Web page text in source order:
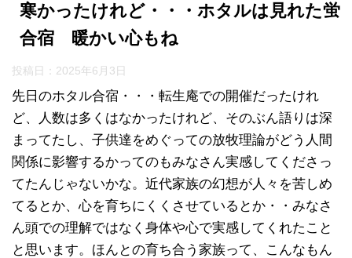
寒かったけれど・・・ホタルは見れた蛍
合宿 暖かい心もね
投稿日： 2025年6月3日
先日のホタル合宿・・・転生庵での開催だったけれ
ど、人数は多くはなかったけれど、そのぶん語りは深
まってたし、子供達をめぐっての放牧理論がどう人間
関係に影響するかってのもみなさん実感してくださっ
てたんじゃないかな。近代家族の幻想が人々を苦しめ
てるとか、心を育ちにくくさせているとか・・みなさ
ん頭での理解ではなく身体や心で実感してくれたこと
と思います。ほんとの育ち合う家族って、こんなもん